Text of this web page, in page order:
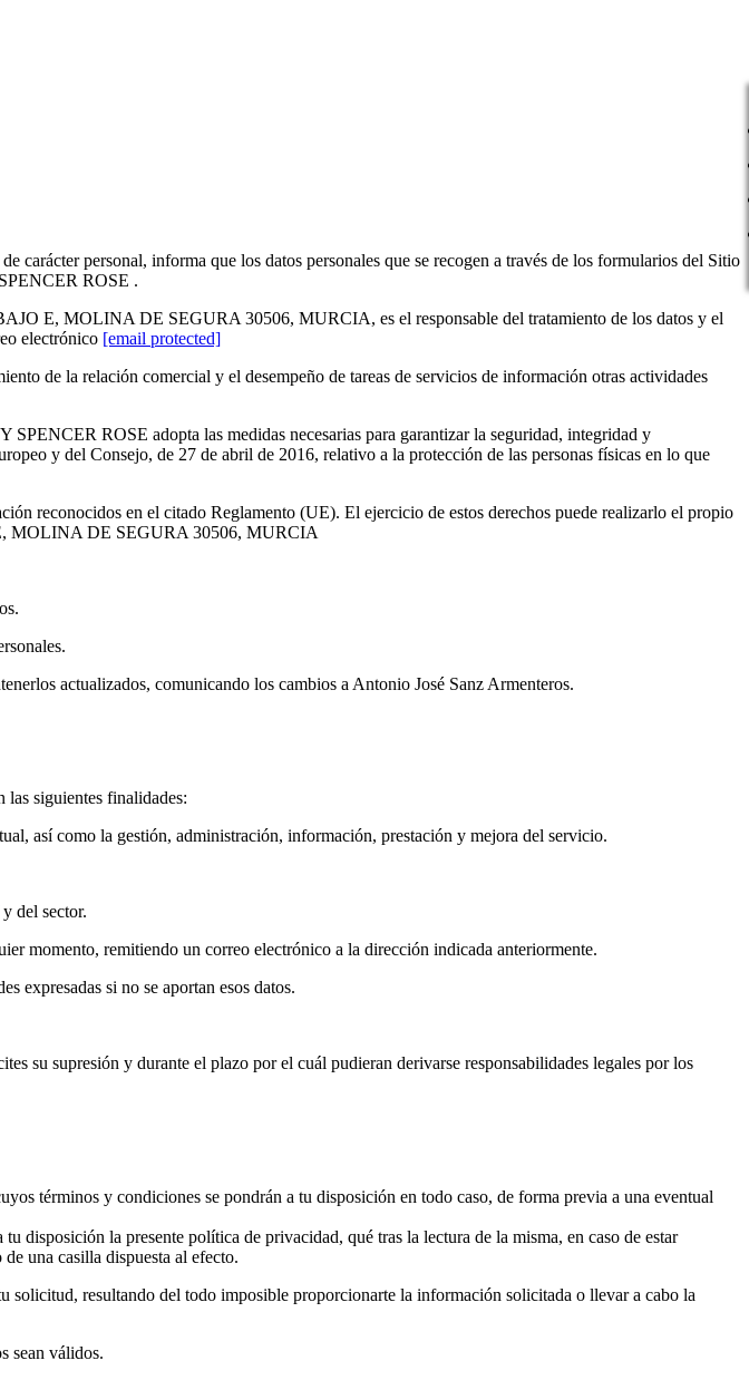
personal, informa que los datos personales que se recogen a través de los formularios del Sitio
ROSE .
E, MOLINA DE SEGURA 30506, MURCIA, es el responsable del tratamiento de los datos y el
electrónico [email protected]
de la relación comercial y el desempeño de tareas de servicios de información otras actividades
ROSE adopta las medidas necesarias para garantizar la seguridad, integridad y
y del Consejo, de 27 de abril de 2016, relativo a la protección de las personas físicas en lo que
reconocidos en el citado Reglamento (UE). El ejercicio de estos derechos puede realizarlo el propio
MOLINA DE SEGURA 30506, MURCIA
actualizados, comunicando los cambios a Antonio José Sanz Armenteros.
las siguientes finalidades:
así como la gestión, administración, información, prestación y mejora del servicio.
y del sector.
momento, remitiendo un correo electrónico a la dirección indicada anteriormente.
expresadas si no se aportan esos datos.
su supresión y durante el plazo por el cuál pudieran derivarse responsabilidades legales por los
términos y condiciones se pondrán a tu disposición en todo caso, de forma previa a una eventual
la presente política de privacidad, qué tras la lectura de la misma, en caso de estar
una casilla dispuesta al efecto.
solicitud, resultando del todo imposible proporcionarte la información solicitada o llevar a cabo la
sean válidos.